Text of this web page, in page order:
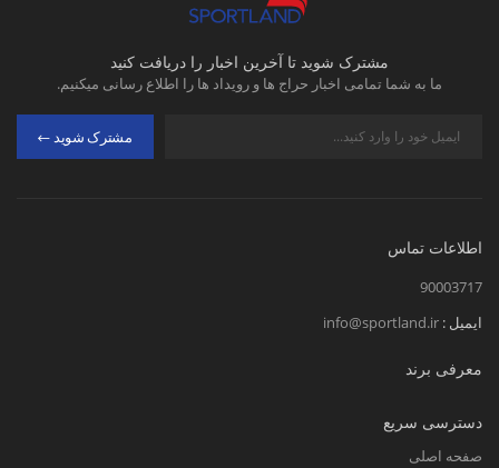
مشترک شوید تا آخرین اخبار را دریافت کنید
ما به شما تمامی اخبار حراج ها و رویداد ها را اطلاع رسانی میکنیم.
مشترک شوید
اطلاعات تماس
90003717
ایمیل : info@sportland.ir
معرفی برند
دسترسی سریع
صفحه اصلی